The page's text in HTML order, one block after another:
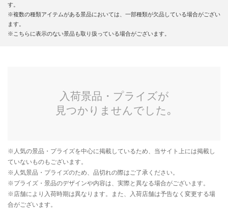
す。
※複数の種類アイテムがある景品においては、一部種類が欠品している場合がござい
ます。
※こちらに表示のない景品も取り扱っている場合がございます。